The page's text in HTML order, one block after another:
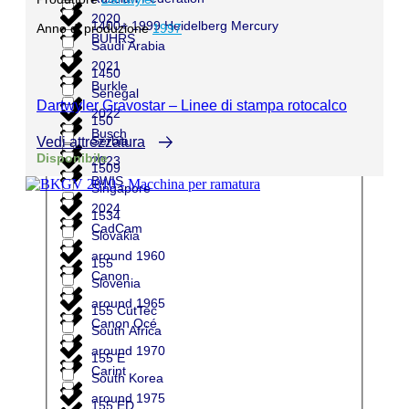
BUHRS
Burkle
Busch
BWIS
CadCam
Canon
Canon Océ
Carint
2020
2021
2022
2023
2024
around 1960
around 1965
around 1970
around 1975
Saudi Arabia
Senegal
Serbia
Singapore
Slovakia
Slovenia
South Africa
South Korea
1400+ 1999 Heidelberg Mercury
1450
150
1509
1534
155
155 CutTec
155 E
155 ED
Anno di produzione1997
Dartwyler Gravostar – Linee di stampa rotocalco
Vedi attrezzatura
Disponibile